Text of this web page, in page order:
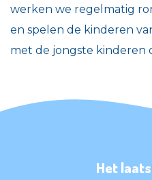
werken we regelmatig
en spelen de kinderen
met de jongste kinderen
Het